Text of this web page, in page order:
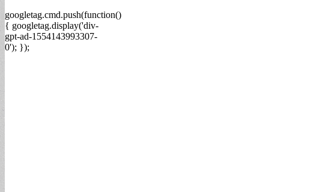
googletag.cmd.push(function()
{ googletag.display('div-
gpt-ad-1554143993307-
0'); });